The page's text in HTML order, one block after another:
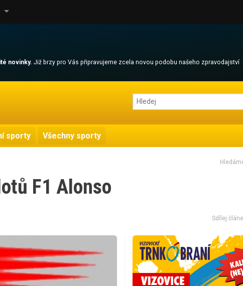
novinky.Již brzy pro Vás připravujeme zcela novou podobu našeho zpravodajství
sporty Všechny sporty
F1 Alonso
Sdílej